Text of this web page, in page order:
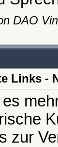
DAO
Links -
zur